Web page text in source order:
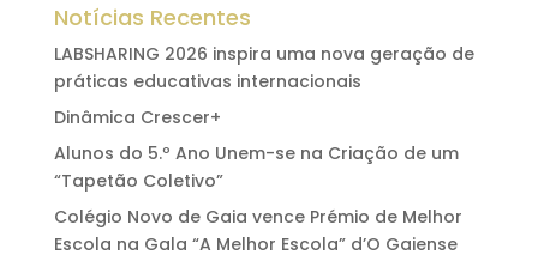
Notícias Recentes
LABSHARING 2026 inspira uma nova geração de
práticas educativas internacionais
Dinâmica Crescer+
Alunos do 5.º Ano Unem-se na Criação de um
“Tapetão Coletivo”
Colégio Novo de Gaia vence Prémio de Melhor
Escola na Gala “A Melhor Escola” d’O Gaiense